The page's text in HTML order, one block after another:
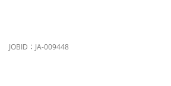
JOBID：JA-009448